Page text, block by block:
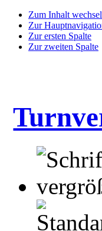
Zum Inhalt
Zur
Zur ersten Spalte
Zur zweiten Spalte